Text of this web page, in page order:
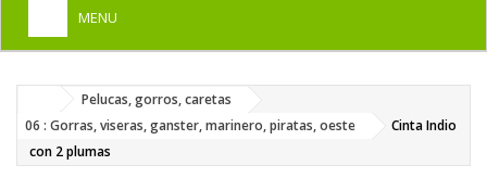
MENU
+
DISFRACES PARA ADULTOS
+
DISFRACES INFANTILES
Pelucas, gorros, caretas
06 : Gorras, viseras, ganster, marinero, piratas, oeste
Cinta Indio
con 2 plumas